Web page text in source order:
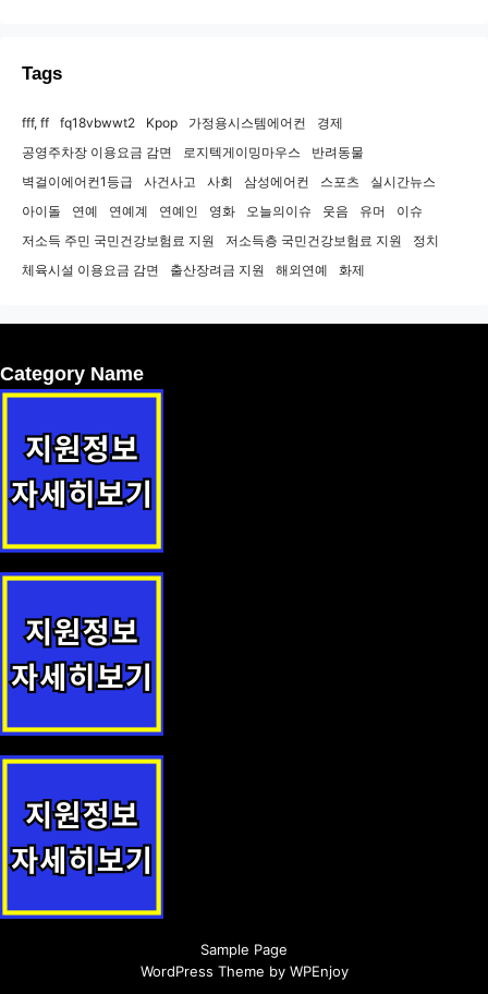
Tags
fff, ff fq18vbwwt2 Kpop 가정용시스템에어컨
경제
공영주차장 이용요금 감면
로지텍게이밍마우스
반려동물
벽걸이에어컨1등급
사건사고 사회 삼성에어컨 스포츠
실시간뉴스
아이돌
연예 연예계 연예인 영화 오늘의이슈 웃음 유머
이슈
저소득 주민 국민건강보험료 지원
저소득층 국민건강보험료 지원
정치
체육시설 이용요금 감면
출산장려금 지원 해외연예 화제
Category Name
Sample Page
WordPress Theme by WPEnjoy